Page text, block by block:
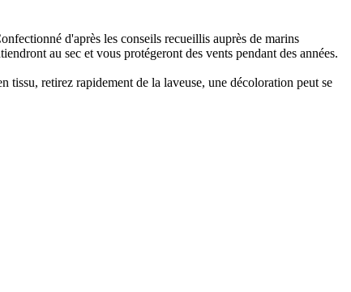
d'après les conseils recueillis auprès de marins
au sec et vous protégeront des vents pendant des années.
tissu, retirez rapidement de la laveuse, une décoloration peut se